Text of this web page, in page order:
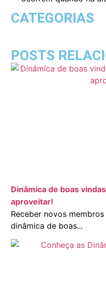
CATEGORIAS
POSTS
Dinâmica de boas
aproveitar!
Receber novos
dinâmica de boas...